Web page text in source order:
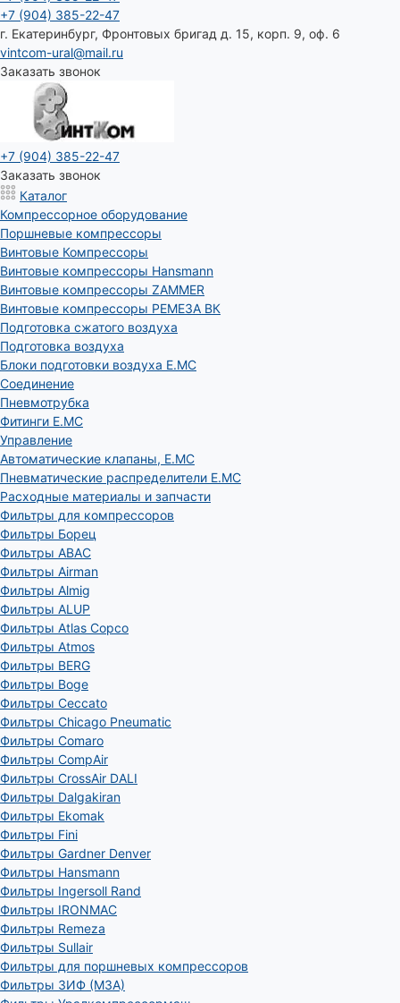
+7 (904) 385-22-47
г. Екатеринбург, Фронтовых бригад д. 15, корп. 9, оф. 6
vintcom-ural@mail.ru
Заказать звонок
+7 (904) 385-22-47
Заказать звонок
Каталог
Компрессорное оборудование
Поршневые компрессоры
Винтовые Компрессоры
Винтовые компрессоры Hansmann
Винтовые компрессоры ZAMMER
Винтовые компрессоры РЕМЕЗА ВК
Подготовка сжатого воздуха
Подготовка воздуха
Блоки подготовки воздуха E.MC
Соединение
Пневмотрубка
Фитинги E.MC
Управление
Автоматические клапаны, Е.МС
Пневматические распределители E.MC
Расходные материалы и запчасти
Фильтры для компрессоров
Фильтры Борец
Фильтры ABAC
Фильтры Airman
Фильтры Almig
Фильтры ALUP
Фильтры Atlas Copco
Фильтры Atmos
Фильтры BERG
Фильтры Boge
Фильтры Ceccato
Фильтры Chicago Pneumatic
Фильтры Comaro
Фильтры CompAir
Фильтры CrossAir DALI
Фильтры Dalgakiran
Фильтры Ekomak
Фильтры Fini
Фильтры Gardner Denver
Фильтры Hansmann
Фильтры Ingersoll Rand
Фильтры IRONMAC
Фильтры Remeza
Фильтры Sullair
Фильтры для поршневых компрессоров
Фильтры ЗИФ (МЗА)